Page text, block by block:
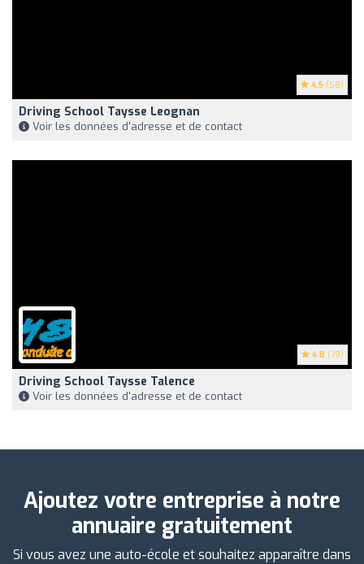
4.5 (58)
Driving School Taysse Leognan
Voir les données d'adresse et de contact
4.8 (79)
Driving School Taysse Talence
Voir les données d'adresse et de contact
Ajoutez votre entreprise à notre
annuaire gratuitement
Si vous avez une auto-école et souhaitez apparaître dans